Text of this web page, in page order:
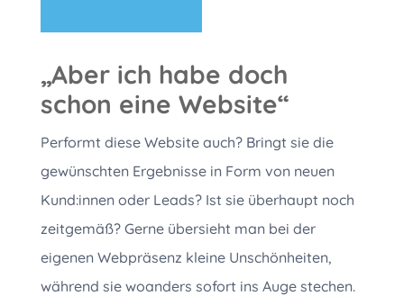
„Aber ich habe doch
schon eine Website“
Performt diese Website auch? Bringt sie die
gewünschten Ergebnisse in Form von neuen
Kund:innen oder Leads? Ist sie überhaupt noch
zeitgemäß? Gerne übersieht man bei der
eigenen Webpräsenz kleine Unschönheiten,
während sie woanders sofort ins Auge stechen.